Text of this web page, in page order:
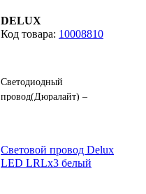
DELUX
10008810
Светодиодный
провод(Дюралайт) –
расположенными внутри
светодиодами, выполняет
Световой провод Delux
LED LRLx3 белый